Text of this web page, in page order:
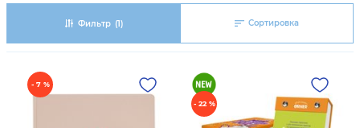
Фильтр (1) Сортировка
- 7 %
- 22 %